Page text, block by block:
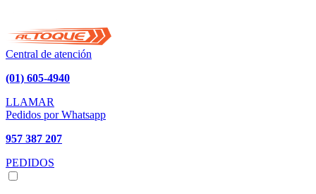
Central de atención
(01) 605-4940
LLAMAR
Pedidos por Whatsapp
957 387 207
PEDIDOS